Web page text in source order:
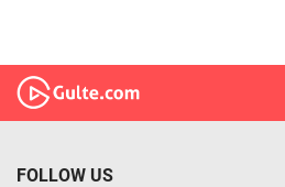
FOLLOW US